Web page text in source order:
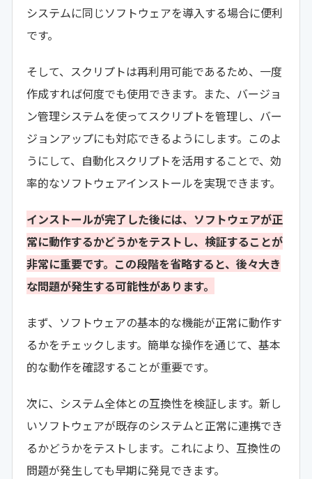
システムに同じソフトウェアを導入する場合に便利
です。
そして、スクリプトは再利用可能であるため、一度
作成すれば何度でも使用できます。また、バージョ
ン管理システムを使ってスクリプトを管理し、バー
ジョンアップにも対応できるようにします。このよ
うにして、自動化スクリプトを活用することで、効
率的なソフトウェアインストールを実現できます。
インストールが完了した後には、ソフトウェアが正
常に動作するかどうかをテストし、検証することが
非常に重要です。この段階を省略すると、後々大き
な問題が発生する可能性があります。
まず、ソフトウェアの基本的な機能が正常に動作す
るかをチェックします。簡単な操作を通じて、基本
的な動作を確認することが重要です。
次に、システム全体との互換性を検証します。新し
いソフトウェアが既存のシステムと正常に連携でき
るかどうかをテストします。これにより、互換性の
問題が発生しても早期に発見できます。